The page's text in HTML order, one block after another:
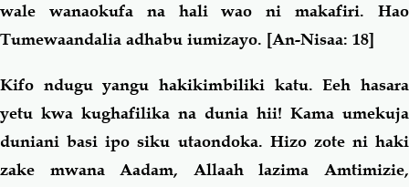
wale wanaokufa na hali wao ni makafiri. Hao
Tumewaandalia adhabu iumizayo. [An-Nisaa: 18]
Kifo ndugu yangu hakikimbiliki katu. Eeh hasara
yetu kwa kughafilika na dunia hii! Kama umekuja
duniani basi ipo siku utaondoka. Hizo zote ni haki
zake mwana Aadam, Allaah lazima Amtimizie,